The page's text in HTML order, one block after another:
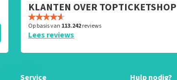
KLANTEN OVER TOPTICKETSHOP
Op basis van 113.242reviews
Lees reviews
Service Hulp nodig?